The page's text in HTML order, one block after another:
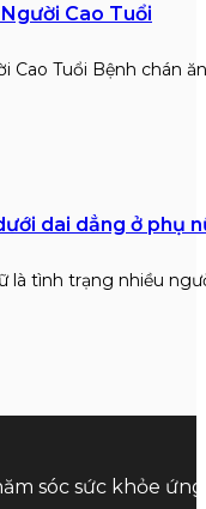
Cao Tuổi
Cao Tuổi Bệnh chán
dai dẳng ở phụ
là tình trạng nhiều
sóc sức khỏe